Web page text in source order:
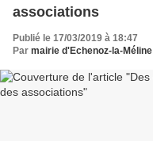
associations
Publié le 17/03/2019 à 18:47
Par mairie d'Echenoz-la-Méline